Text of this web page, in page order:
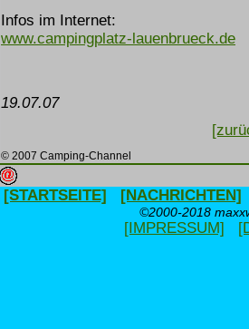
Infos im Internet:
www.campingplatz-lauenbrueck.de
19.07.07
© 2007 Camping-Channel
[STARTSEITE] [NACHRICHTEN]
©2000-2018
[IMPRESSUM]